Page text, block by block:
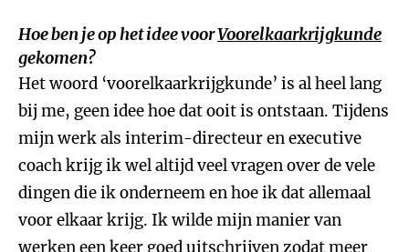
Hoe ben je op het idee voorVoorelkaarkrijgkunde
gekomen?
Het woord ‘voorelkaarkrijgkunde’ is al heel lang
bij me, geen idee hoe dat ooit is ontstaan. Tijdens
mijn werk als interim-directeur en executive
coach krijg ik wel altijd veel vragen over de vele
dingen die ik onderneem en hoe ik dat allemaal
voor elkaar krijg. Ik wilde mijn manier van
werken een keer goed uitschrijven zodat meer